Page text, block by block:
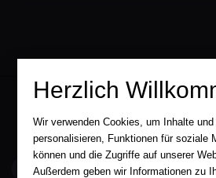
service@aha-buch.de
Herzlich
Wir verwenden Cookies, um Inhalte
personalisieren, Funktionen für soziale
können und die Zugriffe auf unserer
Außerdem geben wir Informationen zu